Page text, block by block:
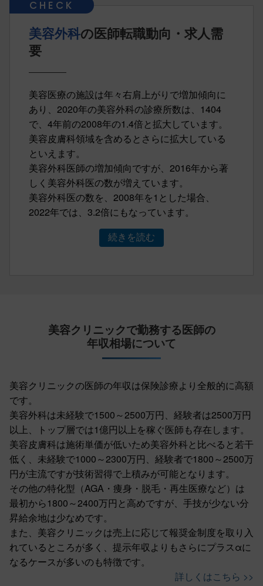
美容外科の医師転職動向・求人需
要
美容医療の施設は年々右肩上がりで増加傾向に
あり、2020年の美容外科の診療所数は、1404
で、4年前の2008年の1.4倍と拡大しています。
美容皮膚科領域を含めるとさらに拡大している
といえます。
美容外科医師の増加傾向ですが、2016年から著
しく美容外科医の数が増えています。
美容外科医の数を、2008年を1とした場合、
2022年では、3.2倍にもなっています。
続きを読む
美容クリニックで勤務する医師の
年収相場について
美容クリニックの医師の年収は保険診療より全般的に高額
です。
美容外科は未経験で1500～2500万円、経験者は2500万円
以上、トップ層では1億円以上を稼ぐ医師も存在します。
美容皮膚科は施術単価が低いため美容外科と比べると若干
低く、未経験で1000～2300万円、経験者で1800～2500万
円が主流ですが技術習得で上積みが可能となります。
その他の特化型（AGA・痩身・脱毛・再生医療など）は
最初から1800～2400万円と高めですが、手技が少ない分
昇給余地は少なめです。
また、美容クリニックは売上に応じて報奨金制度を取り入
れているところが多く、提示年収よりもさらにプラスαに
なるケースが多いのも特徴です。
詳しくはこちら >>